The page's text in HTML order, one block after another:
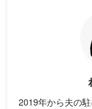
2019年から夫の